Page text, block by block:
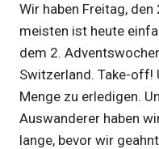
Wir haben Freitag,
meisten ist heute
dem 2.
Switzerland. Take-off!
Menge zu erledigen.
Auswanderer haben
lange, bevor wir